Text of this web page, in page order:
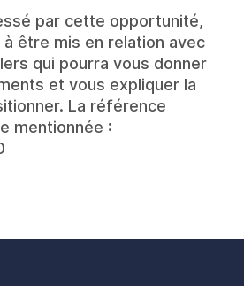
par cette opportunité,
être mis en relation avec
qui pourra vous donner
et vous expliquer la
La référence
mentionnée :